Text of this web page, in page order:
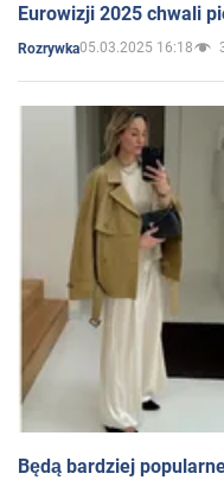
Eurowizji 2025 chwali
Rozrywka05.03.2025 16:18
Będą bardziej